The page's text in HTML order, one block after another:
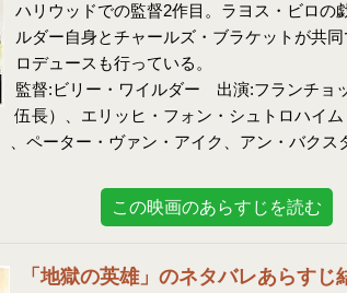
ハリウッドでの監督2作目。ラヨス・ビロの
ルダー自身とチャールズ・ブラケットが共
ロデュースも行っている。
監督:ビリー・ワイルダー 出演:フランチョ
伍長）、エリッヒ・フォン・シュトロハイ
、ペーター・ヴァン・アイク、アン・バクス
この映画のあらすじを読む
「地獄の英雄」のネタバレあらすじ